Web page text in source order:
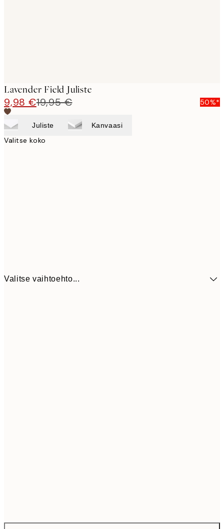
Lavender Field Juliste
9,98 €19,95 € 50%*
Juliste Kanvaasi
Valitse koko
Valitse vaihtoehto...